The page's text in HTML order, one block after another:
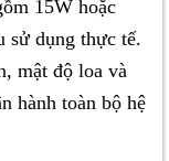
15W hoặc
sử dụng thực tế.
mật độ loa và
hành toàn bộ hệ